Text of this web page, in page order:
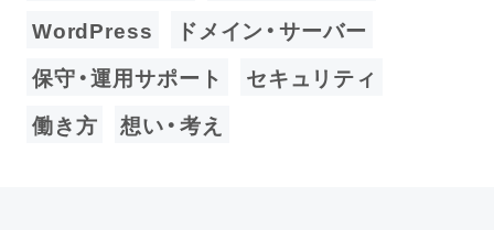
WordPress
ドメイン・サーバー
保守・運用サポート
セキュリティ
働き方
想い・考え